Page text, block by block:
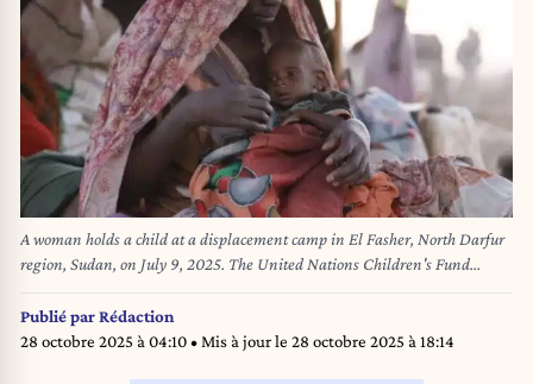
A woman holds a child at a displacement camp in El Fasher, North Darfur
region, Sudan, on July 9, 2025. The United Nations Children's Fund
(UNICEF) said Friday that the number of children suffering from severe
acute malnutrition SAM) in Sudan's North Darfur region has doubled as a
result of the country's ongoing military conflict. Photo by UNICEF/Handout
Publié parRédaction
28 octobre 2025 à 04:10• Mis à jour le 28 octobre 2025 à 18:14